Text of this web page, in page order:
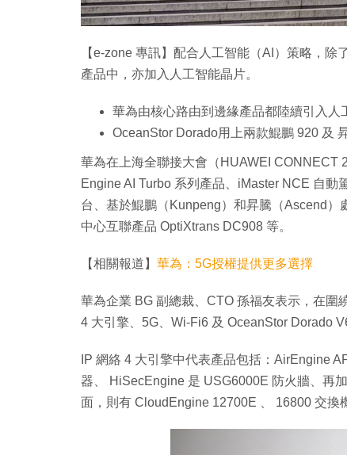
【e-zone 專訊】配合人工智能（AI）策略，
產品中，亦加入人工智能晶片。
華為由核心路由到邊緣產品都陸續引入人
OceanStor Dorado用上兩款鯤鵬 920 及
華為在上海全聯接大會（HUAWEI CONNECT
Engine AI Turbo 系列產品、iMaster NCE 自
台、基於鯤鵬（Kunpeng）和昇騰（Ascend
中心互聯產品 OptiXtrans DC908 等。
【相關報道】 華為：5G授權提供更多選擇
華為企業 BG 副總裁、CTO 孫福友表示，在圍
4 大引擎、5G、Wi-Fi6 及 OceanStor Dorado
IP 網絡 4 大引擎中代表產品包括：AirEngine
器、 HiSecEngine 是 USG6000E 防火牆、再
面，則有 CloudEngine 12700E 、 16800 交換